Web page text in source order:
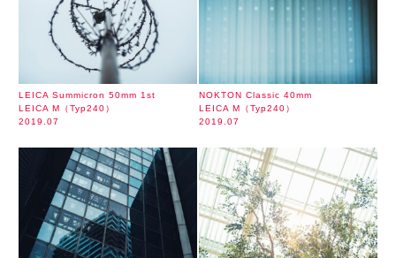
LEICA Summicron 50mm 1st
LEICA M（Typ240）
2019.07
NOKTON Classic 40mm
LEICA M（Typ240）
2019.07